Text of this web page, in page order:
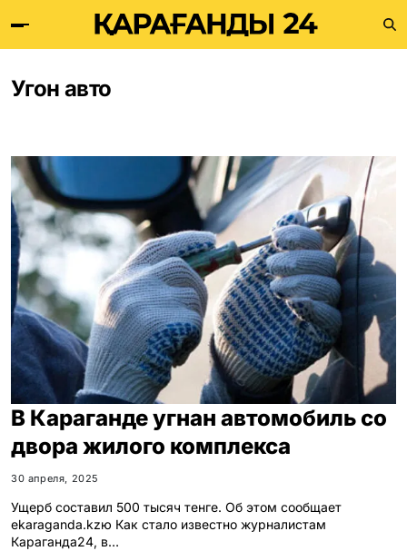
Угон авто
В Караганде угнан автомобиль со
двора жилого комплекса
30 апреля, 2025
Ущерб составил 500 тысяч тенге. Об этом сообщает
ekaraganda.kzю Как стало известно журналистам
Караганда24, в…